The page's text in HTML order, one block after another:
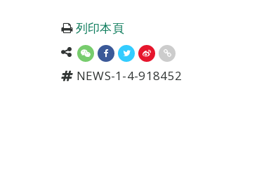
列印本頁
NEWS-1-4-918452